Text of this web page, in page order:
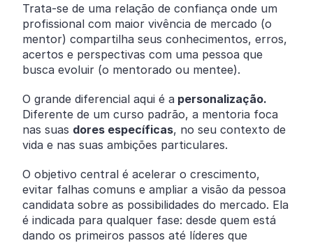
Trata-se de uma relação de confiança onde um
profissional com maior vivência de mercado (o
mentor) compartilha seus conhecimentos, erros,
acertos e perspectivas com uma pessoa que
busca evoluir (o mentorado ou mentee).
O grande diferencial aqui é a personalização.
Diferente de um curso padrão, a mentoria foca
nas suas dores específicas, no seu contexto de
vida e nas suas ambições particulares.
O objetivo central é acelerar o crescimento,
evitar falhas comuns e ampliar a visão da pessoa
candidata sobre as possibilidades do mercado. Ela
é indicada para qualquer fase: desde quem está
dando os primeiros passos até líderes que